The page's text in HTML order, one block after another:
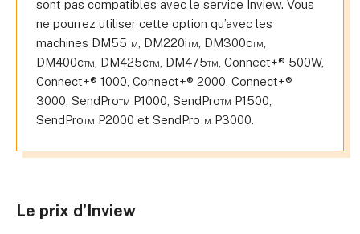
sont pas compatibles avec le service Inview. Vous
ne pourrez utiliser cette option qu’avec les
machines DM55™, DM220i™, DM300c™,
DM400c™, DM425c™, DM475™, Connect+® 500W,
Connect+® 1000, Connect+® 2000, Connect+®
3000, SendPro™ P1000, SendPro™ P1500,
SendPro™ P2000 et SendPro™ P3000.
Le prix d’Inview